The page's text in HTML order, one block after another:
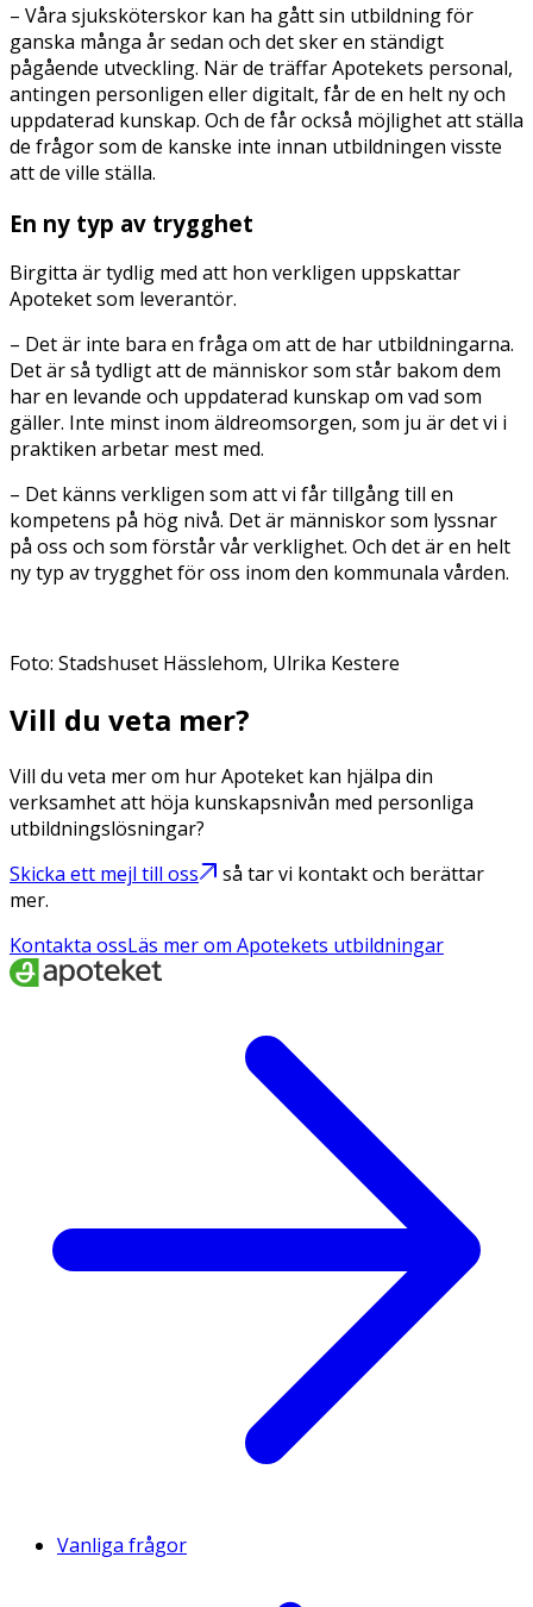
– Våra sjuksköterskor kan ha gått sin utbildning för
ganska många år sedan och det sker en ständigt
pågående utveckling. När de träffar Apotekets personal,
antingen personligen eller digitalt, får de en helt ny och
uppdaterad kunskap. Och de får också möjlighet att ställa
de frågor som de kanske inte innan utbildningen visste
att de ville ställa.
En ny typ av trygghet
Birgitta är tydlig med att hon verkligen uppskattar
Apoteket som leverantör.
– Det är inte bara en fråga om att de har utbildningarna.
Det är så tydligt att de människor som står bakom dem
har en levande och uppdaterad kunskap om vad som
gäller. Inte minst inom äldreomsorgen, som ju är det vi i
praktiken arbetar mest med.
– Det känns verkligen som att vi får tillgång till en
kompetens på hög nivå. Det är människor som lyssnar
på oss och som förstår vår verklighet. Och det är en helt
ny typ av trygghet för oss inom den kommunala vården.
Foto: Stadshuset Hässlehom, Ulrika Kestere
Vill du veta mer?
Vill du veta mer om hur Apoteket kan hjälpa din
verksamhet att höja kunskapsnivån med personliga
utbildningslösningar?
Skicka ett mejl till oss
så tar vi kontakt och berättar
mer.
Kontakta ossLäs mer om Apotekets utbildningar
Vanliga frågor